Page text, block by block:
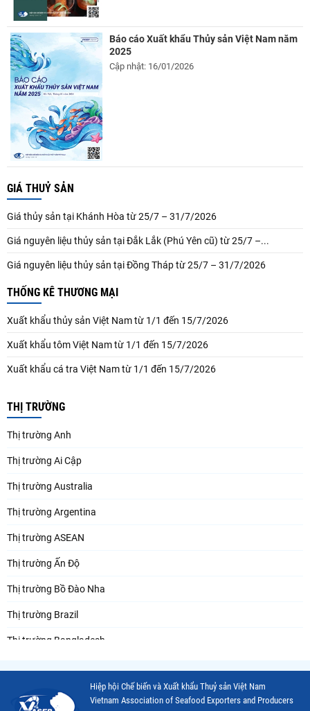
Báo cáo Xuất khẩu Thủy sản Việt Nam năm
2025
Cập nhật: 16/01/2026
GIÁ THUỶ SẢN
Giá thủy sản tại Khánh Hòa từ 25/7 – 31/7/2026
Giá nguyên liệu thủy sản tại Đắk Lắk (Phú Yên cũ) từ 25/7 –...
Giá nguyên liệu thủy sản tại Đồng Tháp từ 25/7 – 31/7/2026
THỐNG KÊ THƯƠNG MẠI
Xuất khẩu thủy sản Việt Nam từ 1/1 đến 15/7/2026
Xuất khẩu tôm Việt Nam từ 1/1 đến 15/7/2026
Xuất khẩu cá tra Việt Nam từ 1/1 đến 15/7/2026
THỊ TRƯỜNG
Thị trường Anh
Thị trường Ai Cập
Thị trường Australia
Thị trường Argentina
Thị trường ASEAN
Thị trường Ấn Độ
Thị trường Bồ Đào Nha
Thị trường Brazil
Thị trường Bangladesh
Thị trường Canada
Hiệp hội Chế biến và Xuất khẩu Thuỷ sản Việt Nam
Vietnam Association of Seafood Exporters and Producers